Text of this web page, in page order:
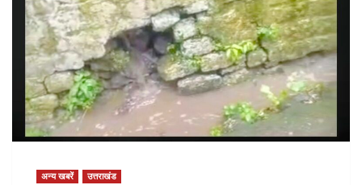
अन्य खबरें उत्तराखंड